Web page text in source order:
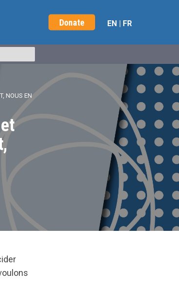
Donate EN | FR
NOUS EN